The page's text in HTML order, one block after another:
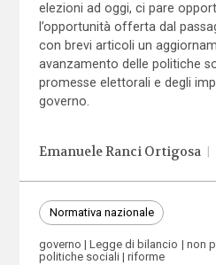
elezioni ad oggi, ci pare
l’opportunità offerta dal
con brevi articoli un
avanzamento delle politiche
promesse elettorali e degli
governo.
Emanuele Ranci Ortigosa
Normativa nazionale
governo Legge di bilancio
non
politiche sociali
riforme